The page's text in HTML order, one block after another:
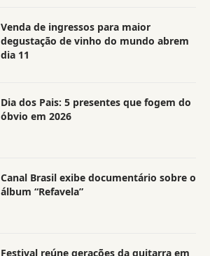
Venda de ingressos para maior
degustação de vinho do mundo abrem
dia 11
Dia dos Pais: 5 presentes que fogem do
óbvio em 2026
Canal Brasil exibe documentário sobre o
álbum “Refavela”
Festival reúne gerações da guitarra em